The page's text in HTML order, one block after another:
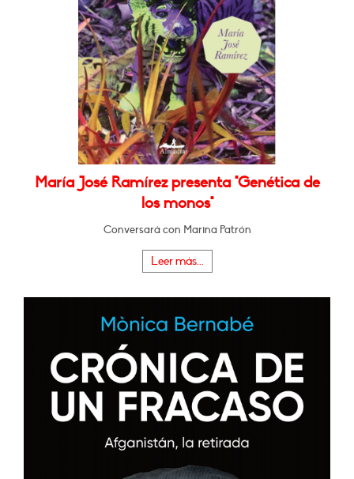
María José Ramírez presenta "Genética de
los monos"
Conversará con Marina Patrón
Leer más...